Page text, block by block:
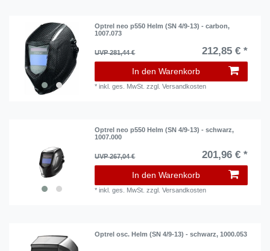
Optrel neo p550 Helm (SN 4/9-13) - carbon,
1007.073
UVP 281,44 € 212,85 € *
In den Warenkorb
*inkl. ges. MwSt. zzgl.Versandkosten
Optrel neo p550 Helm (SN 4/9-13) - schwarz,
1007.000
UVP 267,04 € 201,96 € *
In den Warenkorb
*inkl. ges. MwSt. zzgl.Versandkosten
Optrel osc. Helm (SN 4/9-13) - schwarz, 1000.053